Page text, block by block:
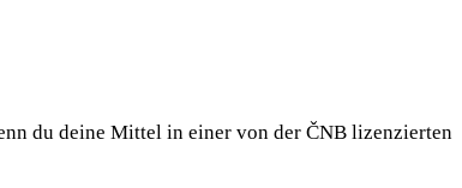
du deine Mittel in einer von der ČNB lizenzierten